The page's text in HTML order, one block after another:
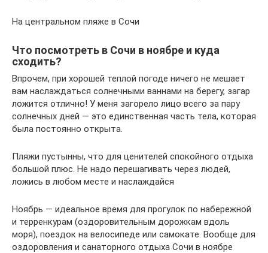
На центральном пляже в Сочи
Что посмотреть в Сочи в ноябре и куда
сходить?
Впрочем, при хорошей теплой погоде ничего не мешает
вам наслаждаться солнечными ваннами на берегу, загар
ложится отлично! У меня загорело лицо всего за пару
солнечных дней — это единственная часть тела, которая
была постоянно открыта.
Пляжи пустынны, что для ценителей спокойного отдыха
большой плюс. Не надо перешагивать через людей,
ложись в любом месте и наслаждайся
Ноябрь — идеальное время для прогулок по набережной
и терренкурам (оздоровительным дорожкам вдоль
моря), поездок на велосипеде или самокате. Вообще для
оздоровления и санаторного отдыха Сочи в ноябре